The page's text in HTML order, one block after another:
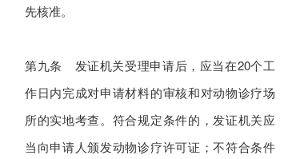
先核准。
第九条 发证机关受理申请后，应当在20个工
作日内完成对申请材料的审核和对动物诊疗场
所的实地考查。符合规定条件的，发证机关应
当向申请人颁发动物诊疗许可证；不符合条件